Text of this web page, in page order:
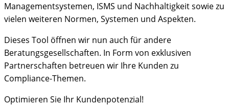
Managementsystemen, ISMS und Nachhaltigkeit sowie zu
vielen weiteren Normen, Systemen und Aspekten.
Dieses Tool öffnen wir nun auch für andere
Beratungsgesellschaften. In Form von exklusiven
Partnerschaften betreuen wir Ihre Kunden zu
Compliance-Themen.
Optimieren Sie Ihr Kundenpotenzial!